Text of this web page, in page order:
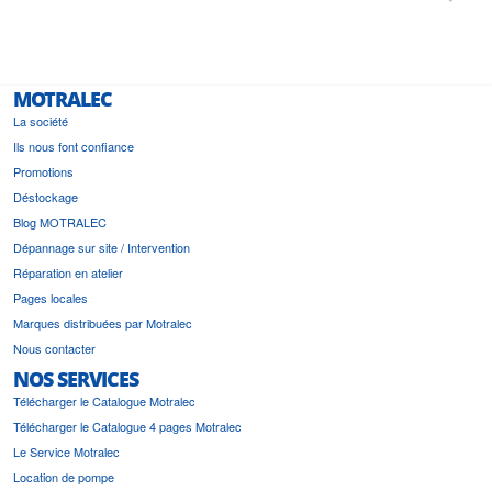
MOTRALEC
La société
Ils nous font confiance
Promotions
Déstockage
Blog MOTRALEC
Dépannage sur site / Intervention
Réparation en atelier
Pages locales
Marques distribuées par Motralec
Nous contacter
NOS SERVICES
Télécharger le Catalogue Motralec
Télécharger le Catalogue 4 pages Motralec
Le Service Motralec
Location de pompe